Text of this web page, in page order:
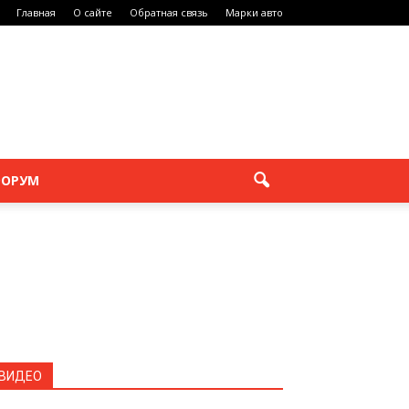
Главная О сайте Обратная связь Марки авто
ВИДЕО